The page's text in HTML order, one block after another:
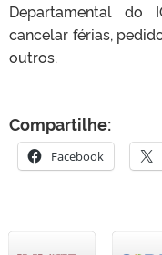
Departamental do
cancelar férias,
outros.
Compartilhe:
Facebook